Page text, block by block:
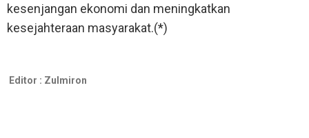
kesenjangan ekonomi dan meningkatkan
kesejahteraan masyarakat.(*)
Editor : Zulmiron